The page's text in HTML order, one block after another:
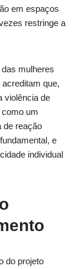
em espaços
restringe a
mulheres
que,
violência de
um
de reação
e
individual
do projeto